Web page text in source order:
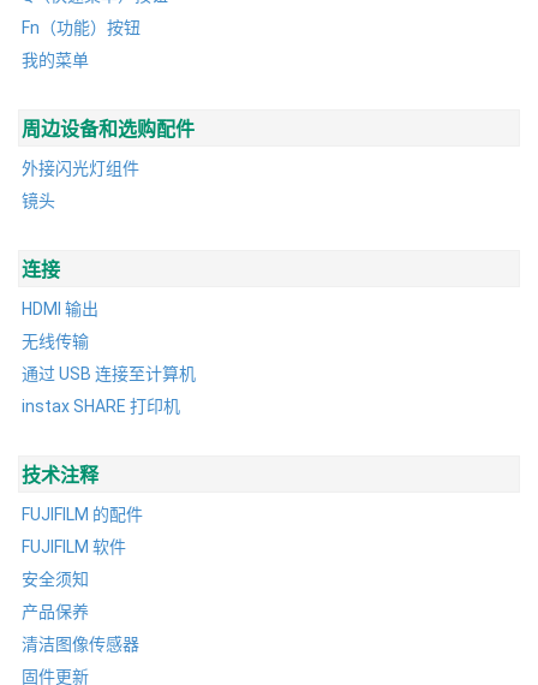
Fn（功能）按钮
我的菜单
周边设备和选购配件
外接闪光灯组件
镜头
连接
HDMI 输出
无线传输
通过 USB 连接至计算机
instax SHARE 打印机
技术注释
FUJIFILM 的配件
FUJIFILM 软件
安全须知
产品保养
清洁图像传感器
固件更新